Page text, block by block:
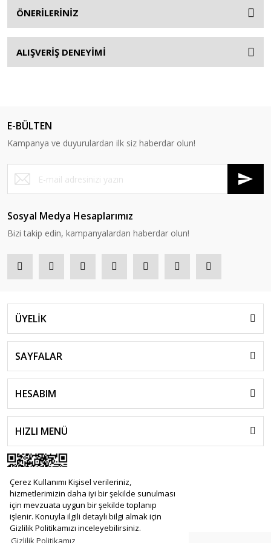
Çerez Kullanımı Kişisel verileriniz,
hizmetlerimizin daha iyi bir şekilde sunulması
için mevzuata uygun bir şekilde toplanıp
işlenir. Konuyla ilgili detaylı bilgi almak için
Gizlilik Politikamızı inceleyebilirsiniz.
ÖNERİLERİNİZ
ALIŞVERİŞ DENEYİMİ
E-BÜLTEN
Kampanya ve duyurulardan ilk siz haberdar olun!
Sosyal Medya Hesaplarımız
Bizi takip edin, kampanyalardan haberdar olun!
ÜYELİK
SAYFALAR
HESABIM
HIZLI MENÜ